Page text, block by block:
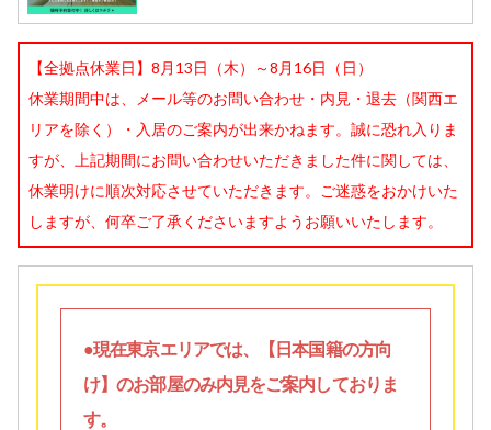
【全拠点休業日】8月13日（木）～8月16日（日）
休業期間中は、メール等のお問い合わせ・内見・退去（関西エ
リアを除く）・入居のご案内が出来かねます。誠に恐れ入りま
すが、上記期間にお問い合わせいただきました件に関しては、
休業明けに順次対応させていただきます。ご迷惑をおかけいた
しますが、何卒ご了承くださいますようお願いいたします。
●現在東京エリアでは、【日本国籍の方向
け】のお部屋のみ内見をご案内しておりま
す。